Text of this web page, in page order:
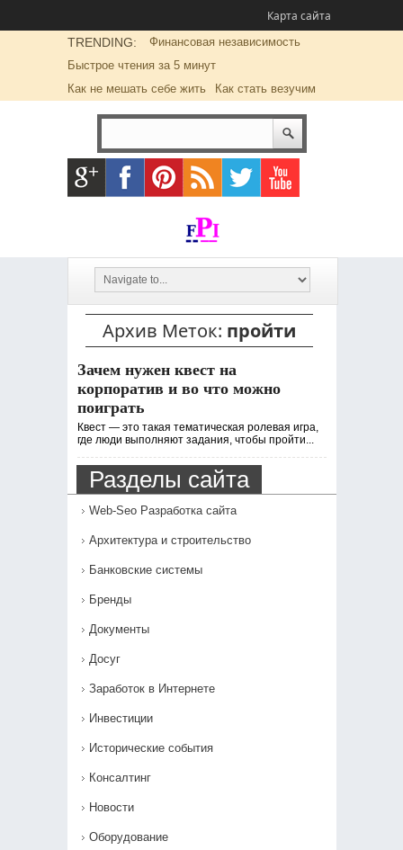
Карта сайта
TRENDING:
Финансовая независимость
Быстрое чтения за 5 минут
Как не мешать себе жить
Как стать везучим
Архив Меток: пройти
Зачем нужен квест на
корпоратив и во что можно
поиграть
Квест — это такая тематическая ролевая игра,
где люди выполняют задания, чтобы пройти...
Разделы сайта
Web-Seo Разработка сайта
Архитектура и строительство
Банковские системы
Бренды
Документы
Досуг
Заработок в Интернете
Инвестиции
Исторические события
Консалтинг
Новости
Оборудование